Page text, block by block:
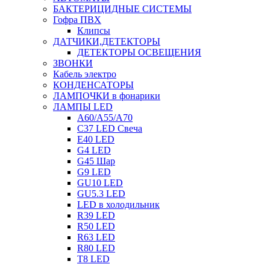
БАКТЕРИЦИДНЫЕ СИСТЕМЫ
Гофра ПВХ
Клипсы
ДАТЧИКИ,ДЕТЕКТОРЫ
ДЕТЕКТОРЫ ОСВЕЩЕНИЯ
ЗВОНКИ
Кабель электро
КОНДЕНСАТОРЫ
ЛАМПОЧКИ в фонарики
ЛАМПЫ LED
A60/A55/A70
C37 LED Свеча
E40 LED
G4 LED
G45 Шар
G9 LED
GU10 LED
GU5.3 LED
LED в холодильник
R39 LED
R50 LED
R63 LED
R80 LED
T8 LED